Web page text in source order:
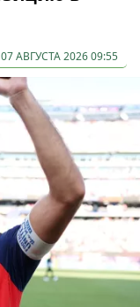
07 АВГУСТА 2026 09:55